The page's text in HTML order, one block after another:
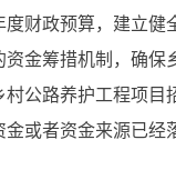
财政预算，建立健
资金筹措机制，确保
村公路养护工程项目
金或者资金来源已经